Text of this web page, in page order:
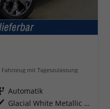
Fahrzeug mit Tageszulassung
Getriebe Automatik
Außenfarbe
Glacial White Metallic (2Y)